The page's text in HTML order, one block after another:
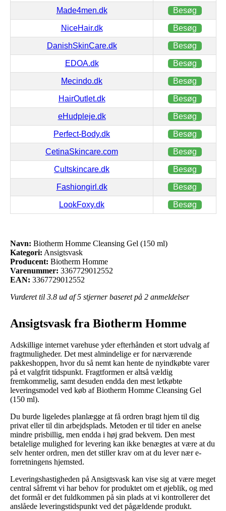
Made4men.dk Besøg
NiceHair.dk Besøg
DanishSkinCare.dk Besøg
EDOA.dk Besøg
Mecindo.dk Besøg
HairOutlet.dk Besøg
eHudpleje.dk Besøg
Perfect-Body.dk Besøg
CetinaSkincare.com Besøg
Cultskincare.dk Besøg
Fashiongirl.dk Besøg
LookFoxy.dk Besøg
Navn: Biotherm Homme Cleansing Gel (150 ml)
Kategori: Ansigtsvask
Producent: Biotherm Homme
Varenummer: 3367729012552
EAN: 3367729012552
Vurderet til 3.8 ud af 5 stjerner baseret på 2 anmeldelser
Ansigtsvask fra Biotherm Homme
Adskillige internet varehuse yder efterhånden et stort udvalg af
fragtmuligheder. Det mest almindelige er for nærværende
pakkeshoppen, hvor du så nemt kan hente de nyindkøbte varer
på et valgfrit tidspunkt. Fragtformen er altså vældig
fremkommelig, samt desuden endda den mest letkøbte
leveringsmodel ved køb af Biotherm Homme Cleansing Gel
(150 ml).
Du burde ligeledes planlægge at få ordren bragt hjem til dig
privat eller til din arbejdsplads. Metoden er til tider en anelse
mindre prisbillig, men endda i høj grad bekvem. Den mest
betalelige mulighed for levering kan ikke benægtes at være at du
selv henter ordren, men det stiller krav om at du lever nær e-
forretningens hjemsted.
Leveringshastigheden på Ansigtsvask kan vise sig at være meget
central såfremt vi har behov for produktet om et øjeblik, og med
det formål er det fuldkommen på sin plads at vi kontrollerer det
anslåede leveringstidspunkt ved det pågældende produkt.